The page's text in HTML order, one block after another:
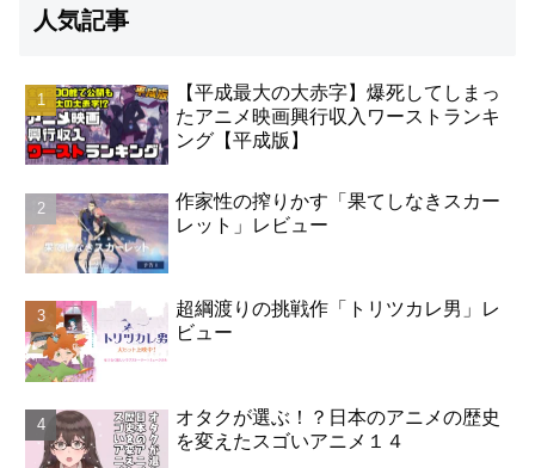
人気記事
【平成最大の大赤字】爆死してしまっ
たアニメ映画興行収入ワーストランキ
ング【平成版】
作家性の搾りかす「果てしなきスカー
レット」レビュー
超綱渡りの挑戦作「トリツカレ男」レ
ビュー
オタクが選ぶ！？日本のアニメの歴史
を変えたスゴいアニメ１４